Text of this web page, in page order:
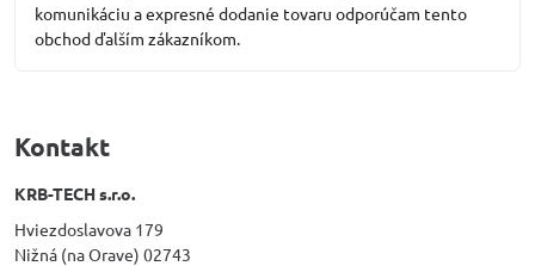
komunikáciu a expresné dodanie tovaru odporúčam tento
obchod ďalším zákazníkom.
Kontakt
KRB-TECH s.r.o.
Hviezdoslavova 179
Nižná (na Orave) 02743